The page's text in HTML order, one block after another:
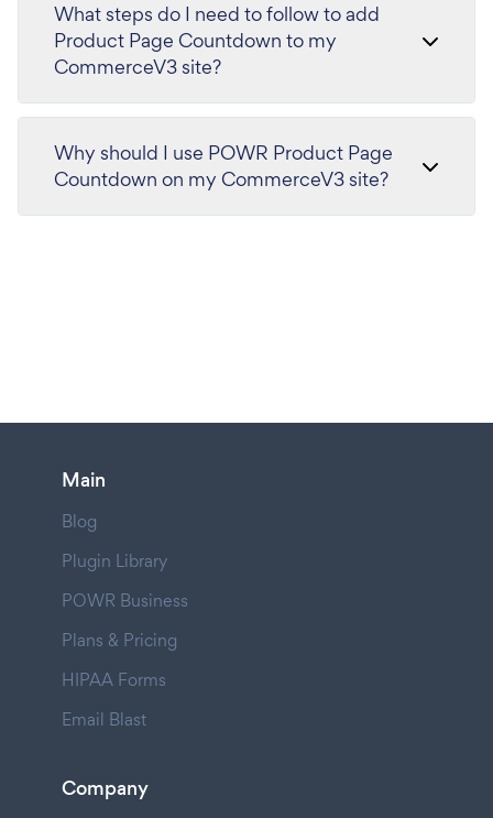
What steps do I need to follow to add
Product Page Countdown to my
CommerceV3 site?
Why should I use POWR Product Page
Countdown on my CommerceV3 site?
Main
Blog
Plugin Library
POWR Business
Plans & Pricing
HIPAA Forms
Email Blast
Company